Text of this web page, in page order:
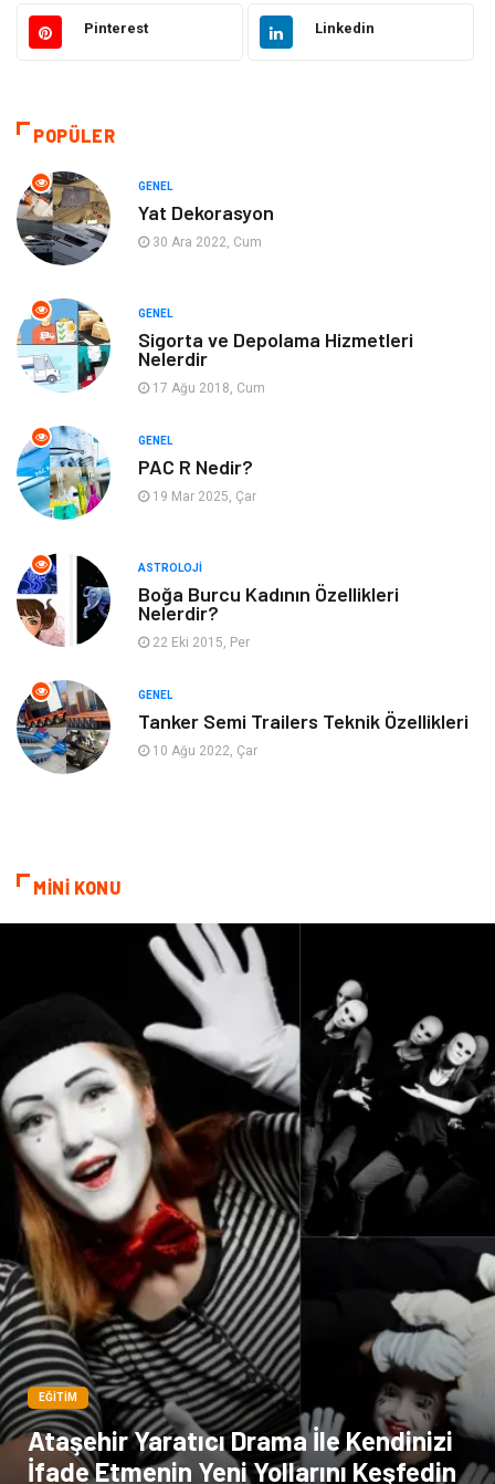
Güzellik ve Bakım Eğitim
Makine
Eğitim ve Kariyer
Gıda Organizasyon
Spor
Tatil Hobi
Genel Kültür
Müzik
Mobilya
Finans
Aksesuar
Astroloji
Pinterest Linkedin
POPÜLER
GENEL
Yat Dekorasyon
30 Ara 2022, Cum
GENEL
Sigorta ve Depolama Hizmetleri
Nelerdir
17 Ağu 2018, Cum
GENEL
PAC R Nedir?
19 Mar 2025, Çar
ASTROLOJI
Boğa Burcu Kadının Özellikleri
Nelerdir?
22 Eki 2015, Per
GENEL
Tanker Semi Trailers Teknik Özellikleri
10 Ağu 2022, Çar
MİNİ KONU
EĞITIM
Ataşehir Yaratıcı Drama İle Kendinizi
İfade Etmenin Yeni Yollarını Keşfedin